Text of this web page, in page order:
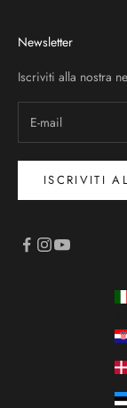
Newsletter
Iscriviti alla nostra
ISCRIVITI